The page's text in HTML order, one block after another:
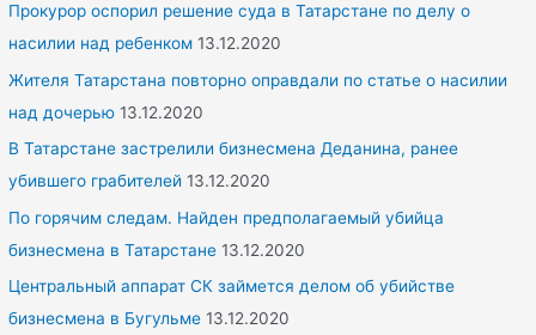
Прокурор оспорил решение суда в Татарстане по делу о
насилии над ребенком 13.12.2020
Жителя Татарстана повторно оправдали по статье о насилии
над дочерью 13.12.2020
В Татарстане застрелили бизнесмена Деданина, ранее
убившего грабителей 13.12.2020
По горячим следам. Найден предполагаемый убийца
бизнесмена в Татарстане 13.12.2020
Центральный аппарат СК займется делом об убийстве
бизнесмена в Бугульме 13.12.2020